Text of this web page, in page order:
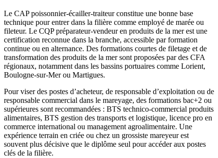
Le CAP poissonnier-écailler-traiteur constitue une bonne base
technique pour entrer dans la filière comme employé de marée ou
fileteur. Le CQP préparateur-vendeur en produits de la mer est une
certification reconnue dans la branche, accessible par formation
continue ou en alternance. Des formations courtes de filetage et de
transformation des produits de la mer sont proposées par des CFA
régionaux, notamment dans les bassins portuaires comme Lorient,
Boulogne-sur-Mer ou Martigues.
Pour viser des postes d’acheteur, de responsable d’exploitation ou de
responsable commercial dans le mareyage, des formations bac+2 ou
supérieures sont recommandées : BTS technico-commercial produits
alimentaires, BTS gestion des transports et logistique, licence pro en
commerce international ou management agroalimentaire. Une
expérience terrain en criée ou chez un grossiste mareyeur est
souvent plus décisive que le diplôme seul pour accéder aux postes
clés de la filière.